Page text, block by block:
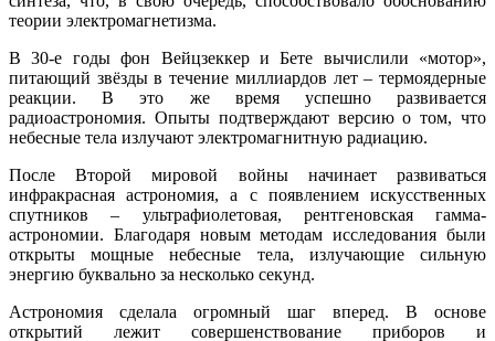
теории электромагнетизма.
В 30-е годы фон Вейцзеккер и Бете вычислили «мотор»,
питающий звёзды в течение миллиардов лет – термоядерные
реакции. В это же время успешно развивается
радиоастрономия. Опыты подтверждают версию о том, что
небесные тела излучают электромагнитную радиацию.
После Второй мировой войны начинает развиваться
инфракрасная астрономия, а с появлением искусственных
спутников – ультрафиолетовая, рентгеновская гамма-
астрономии. Благодаря новым методам исследования были
открыты мощные небесные тела, излучающие сильную
энергию буквально за несколько секунд.
Астрономия сделала огромный шаг вперед. В основе
открытий лежит совершенствование приборов и